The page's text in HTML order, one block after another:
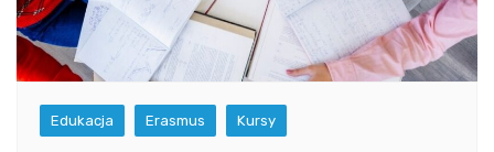
Edukacja Erasmus Kursy